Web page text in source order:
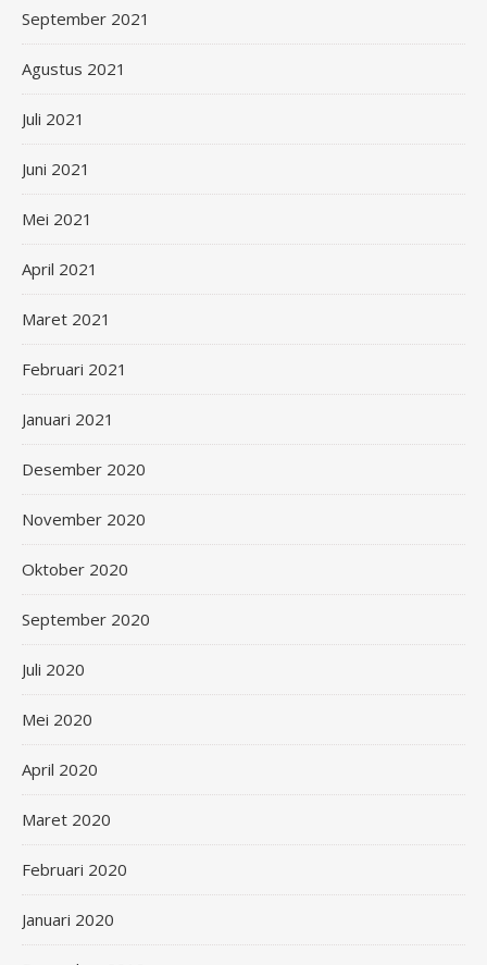
September 2021
Agustus 2021
Juli 2021
Juni 2021
Mei 2021
April 2021
Maret 2021
Februari 2021
Januari 2021
Desember 2020
November 2020
Oktober 2020
September 2020
Juli 2020
Mei 2020
April 2020
Maret 2020
Februari 2020
Januari 2020